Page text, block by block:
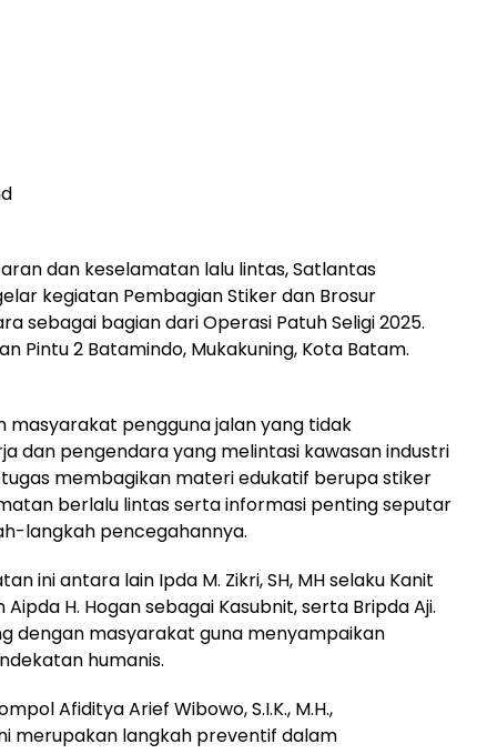
dan keselamatan lalu lintas, Satlantas
kegiatan Pembagian Stiker dan Brosur
sebagai bagian dari Operasi Patuh Seligi 2025.
Pintu 2 Batamindo, Mukakuning, Kota Batam.
masyarakat pengguna jalan yang tidak
dan pengendara yang melintasi kawasan industri
membagikan materi edukatif berupa stiker
berlalu lintas serta informasi penting seputar
langkah pencegahannya.
ini antara lain Ipda M. Zikri, SH, MH selaku Kanit
H. Hogan sebagai Kasubnit, serta Bripda Aji.
dengan masyarakat guna menyampaikan
humanis.
Afiditya Arief Wibowo, S.I.K., M.H.,
merupakan langkah preventif dalam